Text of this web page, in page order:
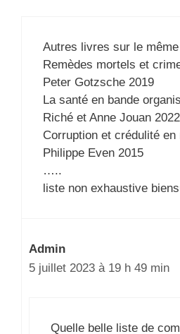
Autres livres sur le
Remèdes mortels et
Peter Gotzsche 2019
La santé en bande
Riché et Anne Jouan
Corruption et crédulité en
Philippe Even 2015
…..
liste non exhaustive
Admin
5 juillet 2023 à 19 h 49 min
Quelle belle liste de